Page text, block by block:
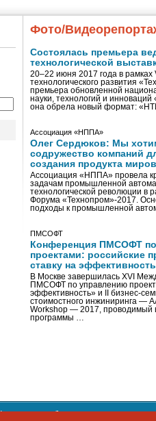
Фото/
Состоялась премьера
технологической
20–22 июня 2017 года в
технологического развития
премьера обновленной
науки, технологий и
она обрела новый формат:
Ассоциация «НППА»
Олег Сердюков: Мы
содружество компаний
создания продукта
Ассоциация «НППА» провела
задачам промышленной
технологической революции в
Форума «Технопром»-2017.
подходы к промышленной
ПМСОФТ
Конференция ПМСОФТ
проектами: российские
ставку на эффективность
В Москве завершилась XVI
ПМСОФТ по управлению
эффективность» и II бизнес-
стоимостного инжиниринга —
Workshop — 2017, проводимый
программы …
об авторских правах и